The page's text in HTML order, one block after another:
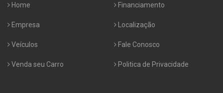
Home
Empresa
Veículos
Venda seu Carro
Financiamento
Localização
Fale Conosco
Politica de Privacidade